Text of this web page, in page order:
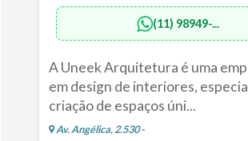
(11) 98949-...
A Uneek Arquitetura é uma
em design de interiores,
criação de espaços úni...
Av. Angélica, 2.530 -